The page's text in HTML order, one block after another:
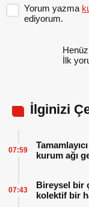
Yorum yazma
ediyorum.
İlk
İlginizi
kurum ağı
07:59
Bireysel bir
kolektif bir
07:43